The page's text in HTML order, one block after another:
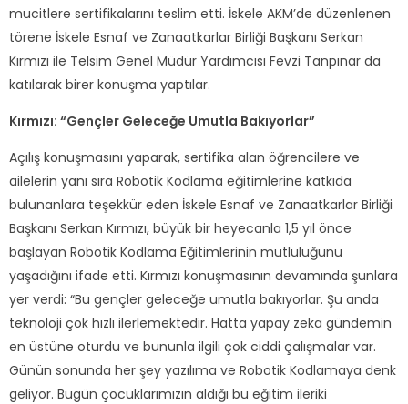
mucitlere sertifikalarını teslim etti. İskele AKM’de düzenlenen
törene İskele Esnaf ve Zanaatkarlar Birliği Başkanı Serkan
Kırmızı ile Telsim Genel Müdür Yardımcısı Fevzi Tanpınar da
katılarak birer konuşma yaptılar.
Kırmızı: “Gençler Geleceğe Umutla Bakıyorlar”
Açılış konuşmasını yaparak, sertifika alan öğrencilere ve
ailelerin yanı sıra Robotik Kodlama eğitimlerine katkıda
bulunanlara teşekkür eden İskele Esnaf ve Zanaatkarlar Birliği
Başkanı Serkan Kırmızı, büyük bir heyecanla 1,5 yıl önce
başlayan Robotik Kodlama Eğitimlerinin mutluluğunu
yaşadığını ifade etti. Kırmızı konuşmasının devamında şunlara
yer verdi: “Bu gençler geleceğe umutla bakıyorlar. Şu anda
teknoloji çok hızlı ilerlemektedir. Hatta yapay zeka gündemin
en üstüne oturdu ve bununla ilgili çok ciddi çalışmalar var.
Günün sonunda her şey yazılıma ve Robotik Kodlamaya denk
geliyor. Bugün çocuklarımızın aldığı bu eğitim ileriki